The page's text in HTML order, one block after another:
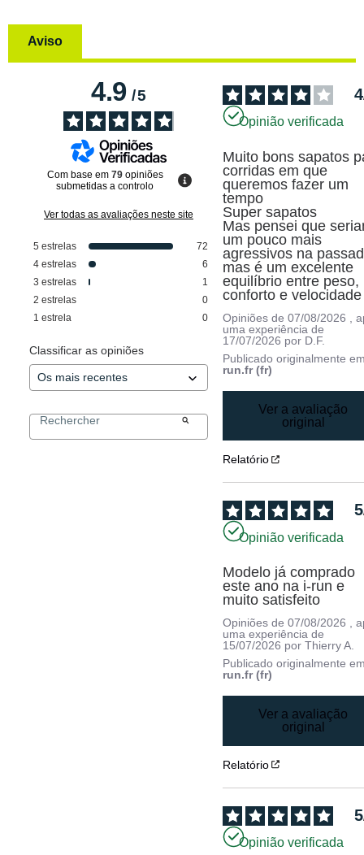
Aviso
4.9/5
Com base em 79 opiniões
submetidas a controlo
Ver todas as avaliações neste site
5 estrelas
72
4 estrelas
6
3 estrelas
1
2 estrelas
0
1 estrela 0
Classificar as opiniões
4
Opinião verificada
Muito bons sapatos
corridas em que
queremos fazer um
tempo
Super sapatos
Mas pensei que
um pouco mais
agressivos na
mas é um excelente
equilíbrio entre peso,
conforto e velocidade
Opiniões de07/08/2026
,
uma experiência de
17/07/2026 por D.F.
Publicado originalmente
run.fr (fr)
Ver a avaliação
original
Relatório
5
Opinião verificada
Modelo já comprado
este ano na i-run e
muito satisfeito
Opiniões de07/08/2026 ,
uma experiência de
15/07/2026 porThierry A.
Publicado originalmente
run.fr (fr)
Ver a avaliação
original
Relatório
5
Opinião verificada